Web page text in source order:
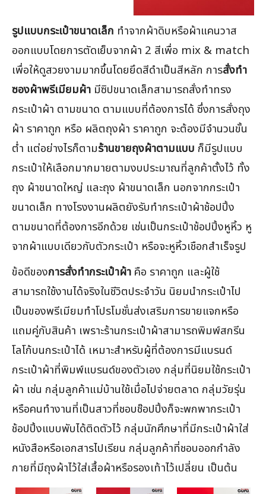
รูปแบบกระเป๋าขนาดเล็ก ทำจากผ้าดิบหรือผ้าแคนวาส
ออกแบบโดยการตัดเย็บจากผ้า 2 สีเพื่อ mix & match
เพื่อให้ดูสวยงามมากขึ้นโดยยึดสีดำเป็นสีหลัก การสั่งทำ
ซองผ้าพรีเมียมผ้า มีซิปขนาดเล็กสามารถสั่งทำทรง
กระเป๋าผ้า ตามขนาด ตามแบบที่ต้องการได้ ซึ่งการสั่งถุง
ผ้า ราคาถูก หรือ ผลิตถุงผ้า ราคาถูก จะต้องมีจำนวนขั้น
ต่ำ แต่อย่างไรก็ตามร้านขายถุงผ้าตามแบบ ก็มีรูปแบบ
กระเป๋าให้เลือกมากมายตามงบประมาณที่ลูกค้าตั้งไว้ ทั้ง
ถุง ผ้าขนาดใหญ่ และถุง ผ้าขนาดเล็ก นอกจากกระเป๋า
ขนาดเล็ก ทางโรงงานผลิตยังรับทำกระเป๋าผ้าช้อปปิ้ง
ตามขนาดที่ต้องการอีกด้วย เช่นเป็นกระเป๋าช้อปปิ้งหูหิ้ว หู
จากผ้าแบบเดียวกับตัวกระเป๋า หรือจะหูหิ้วเชือกสำเร็จรูป
ข้อดีของการสั่งทำกระเป๋าผ้า คือ ราคาถูก และผู้ใช้
สามารถใช้งานได้จริงในชีวิตประจำวัน นิยมนำกระเป๋าไป
เป็นของพรีเมียมทำโปรโมชั่นส่งเสริมการขายแจกหรือ
แถมคู่กับสินค้า เพราะร้านกระเป๋าผ้าสามารถพิมพ์สกรีน
โลโก้บนกระเป๋าได้ เหมาะสำหรับผู้ที่ต้องการมีแบรนด์
กระเป๋าผ้าที่พิมพ์แบรนด์ของตัวเอง กลุ่มที่นิยมใช้กระเป๋า
ผ้า เช่น กลุ่มลูกค้าแม่บ้านใช้เมื่อไปจ่ายตลาด กลุ่มวัยรุ่น
หรือคนทำงานที่เป็นสาวที่ชอบช๊อปปิ้งก็จะพกพากระเป๋า
ช้อปปิ้งแบบพับได้ติดตัวไว้ กลุ่มนักศึกษาที่มีกระเป๋าผ้าใส่
หนังสือหรือเอกสารไปเรียน กลุ่มลูกค้าที่ชอบออกกำลัง
กายที่มีถุงผ้าไว้ใส่เสื้อผ้าหรือรองเท้าไว้เปลี่ยน เป็นต้น